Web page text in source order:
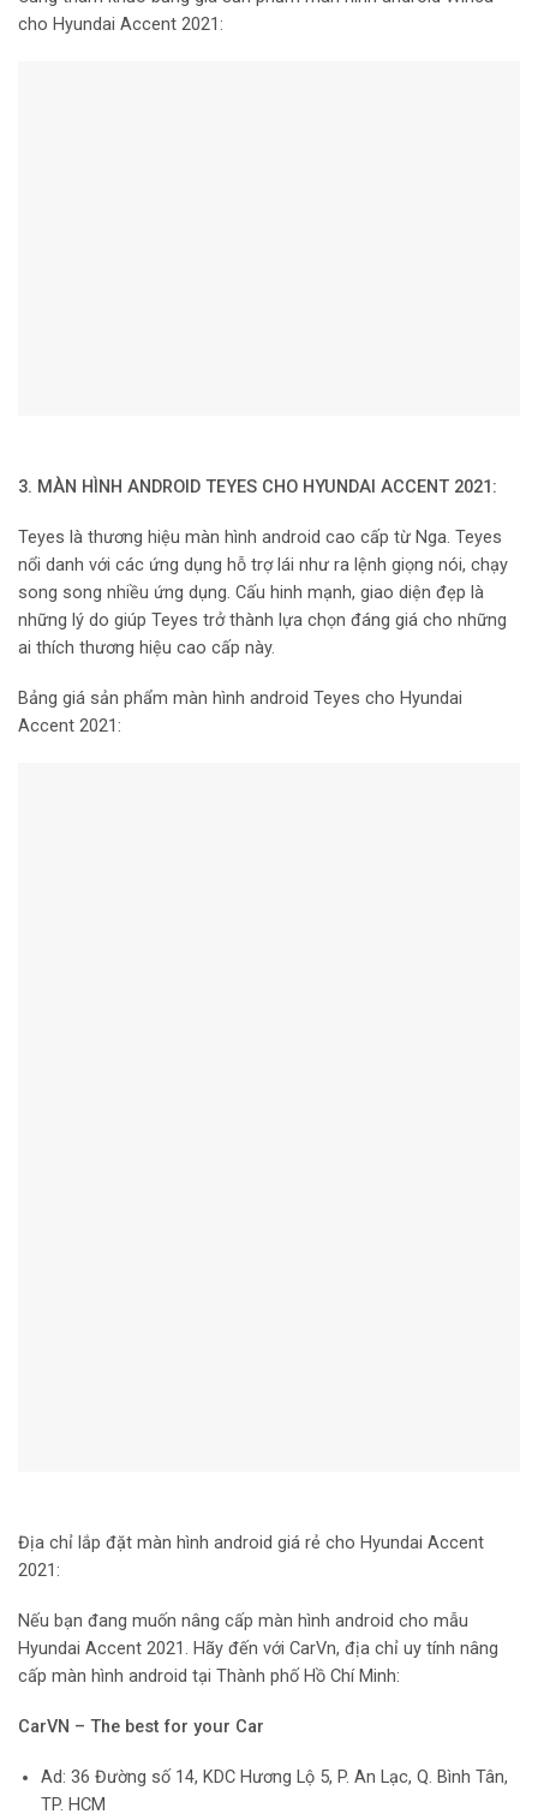
cho Hyundai Accent 2021:
3. MÀN HÌNH ANDROID TEYES CHO HYUNDAI ACCENT 2021:
Teyes là thương hiệu màn hình android cao cấp từ Nga. Teyes
nổi danh với các ứng dụng hỗ trợ lái như ra lệnh giọng nói, chạy
song song nhiều ứng dụng. Cấu hinh mạnh, giao diện đẹp là
những lý do giúp Teyes trở thành lựa chọn đáng giá cho những
ai thích thương hiệu cao cấp này.
Bảng giá sản phẩm màn hình android Teyes cho Hyundai
Accent 2021:
Địa chỉ lắp đặt màn hình android giá rẻ cho Hyundai Accent
2021:
Nếu bạn đang muốn nâng cấp màn hình android cho mẫu
Hyundai Accent 2021. Hãy đến với CarVn, địa chỉ uy tính nâng
cấp màn hình android tại Thành phố Hồ Chí Minh:
CarVN – The best for your Car
Ad: 36 Đường số 14, KDC Hương Lộ 5, P. An Lạc, Q. Bình Tân,
TP. HCM